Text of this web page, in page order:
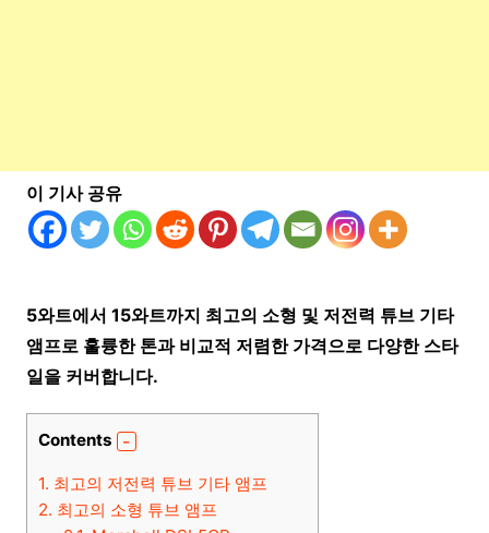
이 기사 공유
5와트에서 15와트까지 최고의 소형 및 저전력 튜브 기타
앰프로 훌륭한 톤과 비교적 저렴한 가격으로 다양한 스타
일을 커버합니다.
Contents
1. 최고의 저전력 튜브 기타 앰프
2. 최고의 소형 튜브 앰프